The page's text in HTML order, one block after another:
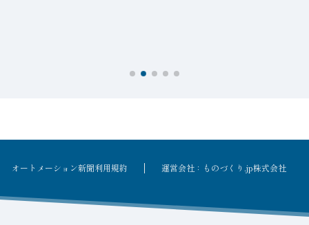
オートメーション新聞利用規約 運営会社：ものづくり.jp株式会社